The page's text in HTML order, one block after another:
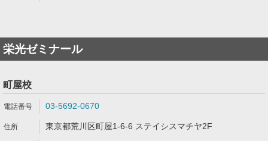
栄光ゼミナール
町屋校
03-5692-0670
東京都荒川区町屋1-6-6 ステイシスマチヤ2F